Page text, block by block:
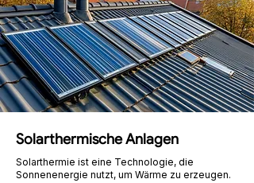
Solarthermische Anlagen
Solarthermie ist eine Technologie, die
Sonnenenergie nutzt, um Wärme zu erzeugen.